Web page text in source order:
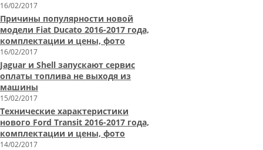
16/02/2017
Причины популярности новой
модели Fiat Ducato 2016-2017 года,
комплектации и цены, фото
16/02/2017
Jaguar и Shell запускают сервис
оплаты топлива не выходя из
машины
15/02/2017
Технические характеристики
нового Ford Transit 2016-2017 года,
комплектации и цены, фото
14/02/2017